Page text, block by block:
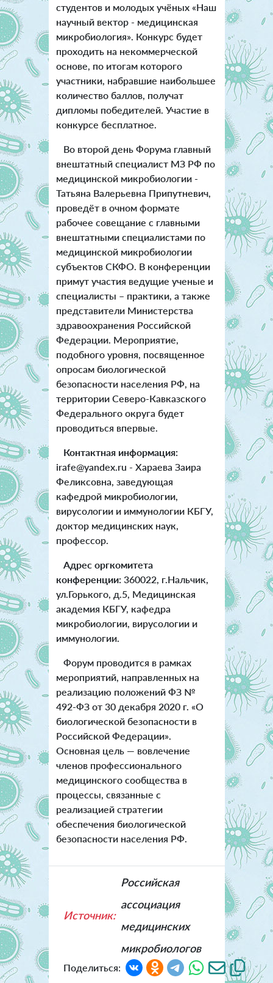
студентов и молодых учёных «Наш
научный вектор - медицинская
микробиология». Конкурс будет
проходить на некоммерческой
основе, по итогам которого
участники, набравшие наибольшее
количество баллов, получат
дипломы победителей. Участие в
конкурсе бесплатное.
Во второй день Форума главный
внештатный специалист МЗ РФ по
медицинской микробиологии -
Татьяна Валерьевна Припутневич,
проведёт в очном формате
рабочее совещание с главными
внештатными специалистами по
медицинской микробиологии
субъектов СКФО. В конференции
примут участия ведущие ученые и
специалисты – практики, а также
представители Министерства
здравоохранения Российской
Федерации. Мероприятие,
подобного уровня, посвященное
опросам биологической
безопасности населения РФ, на
территории Северо-Кавказского
Федерального округа будет
проводиться впервые.
Контактная информация:
irafe@yandex.ru - Хараева Заира
Феликсовна, заведующая
кафедрой микробиологии,
вирусологии и иммунологии КБГУ,
доктор медицинских наук,
профессор.
Адрес оргкомитета
конференции:360022, г.Нальчик,
ул.Горького, д.5, Медицинская
академия КБГУ, кафедра
микробиологии, вирусологии и
иммунологии.
Форум проводится в рамках
мероприятий, направленных на
реализацию положений ФЗ №
492-ФЗ от 30 декабря 2020 г. «О
биологической безопасности в
Российской Федерации».
Основная цель — вовлечение
членов профессионального
медицинского сообщества в
процессы, связанные с
реализацией стратегии
обеспечения биологической
безопасности населения РФ.
Источник:
Российская
ассоциация
медицинских
микробиологов
Поделиться: